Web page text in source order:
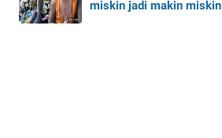
miskin jadi makin miskin